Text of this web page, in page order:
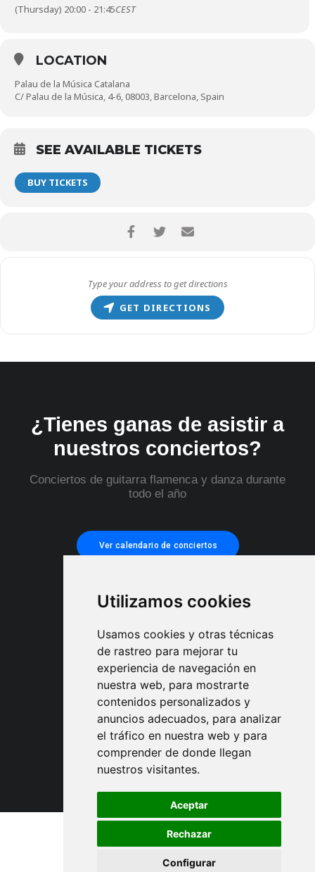
Utilizamos cookies
Usamos cookies y otras técnicas
de rastreo para mejorar tu
experiencia de navegación en
nuestra web, para mostrarte
contenidos personalizados y
anuncios adecuados, para analizar
el tráfico en nuestra web y para
comprender de donde llegan
nuestros visitantes.
Aceptar
Rechazar
Configurar
(Thursday) 20:00 - 21:45CEST
LOCATION
Palau de la Música Catalana
C/ Palau de la Música, 4-6, 08003, Barcelona, Spain
SEE AVAILABLE TICKETS
BUY TICKETS
GET DIRECTIONS
¿Tienes ganas de asistir a
nuestros conciertos?
Conciertos de guitarra flamenca y danza durante
todo el año
Ver calendario de conciertos
Asociaciones y
colaboraciones
© 2024 Maestros de la Guitarra